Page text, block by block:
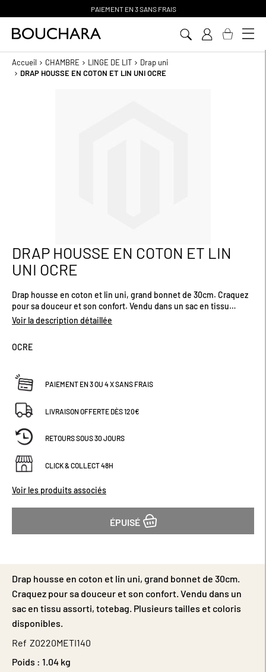
PAIEMENT EN 3 SANS FRAIS
Accueil CHAMBRE LINGE DE LIT
Drap uni
DRAP HOUSSE EN COTON ET LIN UNI OCRE
Passer
au
début
la
Galerie
d’images
DRAP HOUSSE EN COTON ET LIN
UNI OCRE
Drap housse en coton et lin uni, grand bonnet de 30cm. Craquez
pour sa douceur et son confort. Vendu dans un sac en tissu
assorti, totebag. Plusieurs tailles et coloris disponibles.
Voir la description détaillée
OCRE
PAIEMENT EN 3 OU 4 X SANS FRAIS
LIVRAISON OFFERTE DÈS 120€
RETOURS SOUS 30 JOURS
CLICK & COLLECT 48H
Voir les produits associés
ÉPUISÉ
Drap housse en coton et lin uni, grand bonnet de 30cm.
Craquez pour sa douceur et son confort. Vendu dans un
sac en tissu assorti, totebag. Plusieurs tailles et coloris
disponibles.
Ref Z0220METI140
Poids : 1.04 kg